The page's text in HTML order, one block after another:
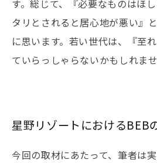
す。総じて、『必要なものはほ
タリとされると居心地が悪い』
に思います。若い世代は、『至
ていらっしゃらないかもしれませ
星野リゾートにおけるBEB
今回の取材にあたって、筆者は